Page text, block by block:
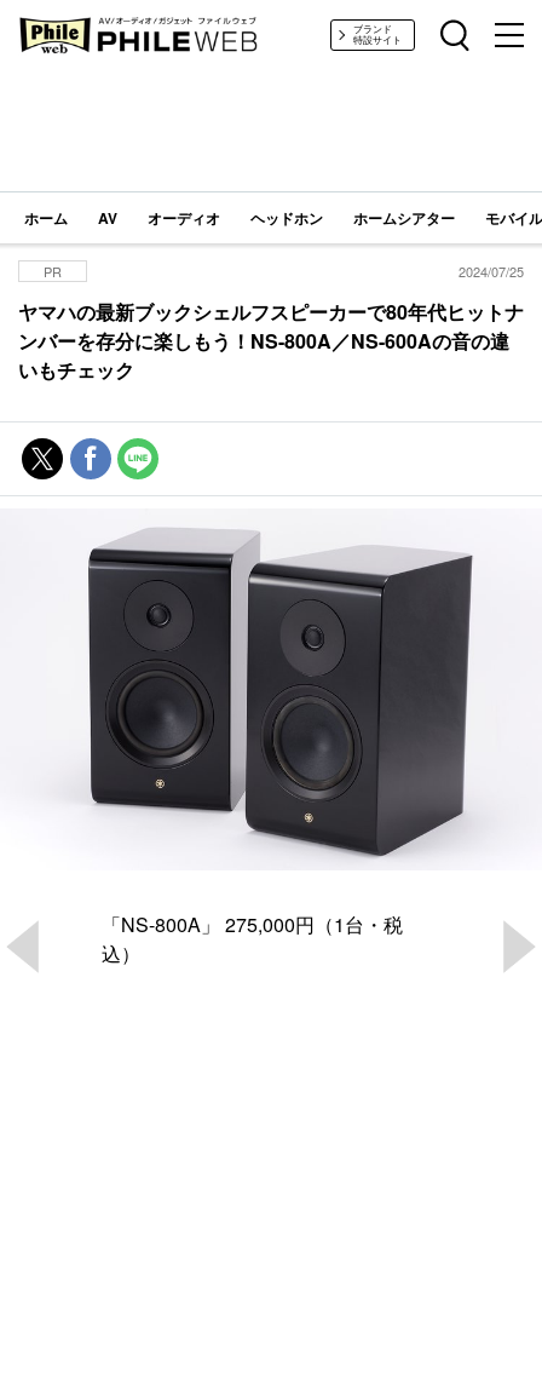
PHILE WEB｜AV/オーディオ/ガジェットブランド
特設サイト
ホーム AV オーディオ ヘッドホン ホームシアター モバイ
PR 2024/07/25
ヤマハの最新ブックシェルフスピーカーで80年代ヒットナ
ンバーを存分に楽しもう！NS-800A／NS-600Aの音の違
いもチェック
「NS-800A」 275,000円（1台・税
込）